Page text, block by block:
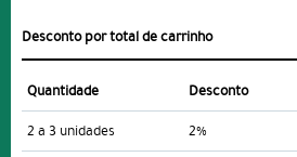
Desconto por total de carrinho
Quantidade Desconto
2 a 3 unidades
2%